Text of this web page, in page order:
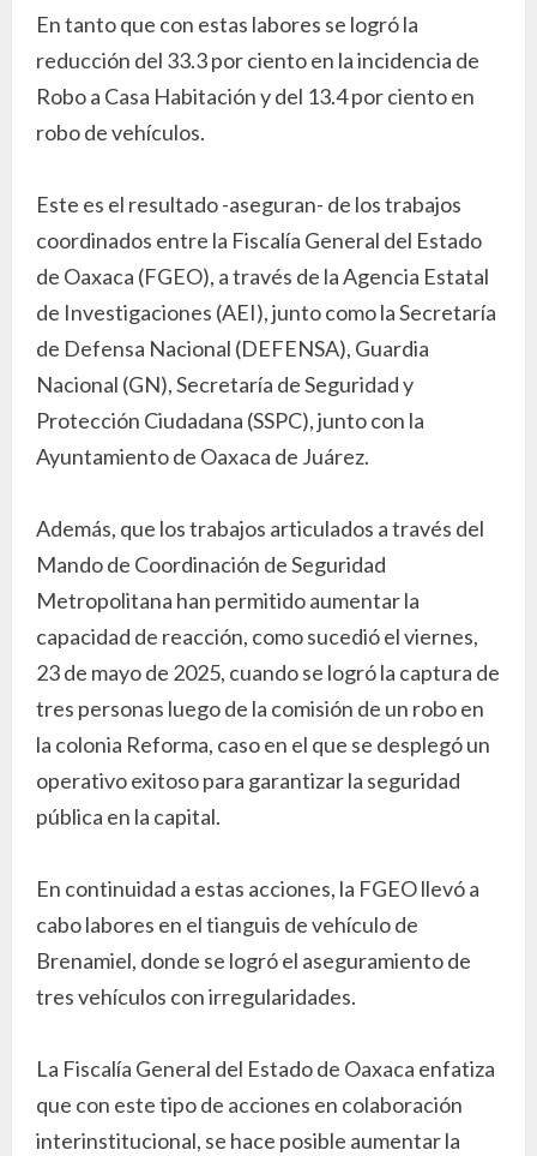
En tanto que con estas labores se logró la
reducción del 33.3 por ciento en la incidencia de
Robo a Casa Habitación y del 13.4 por ciento en
robo de vehículos.
Este es el resultado -aseguran- de los trabajos
coordinados entre la Fiscalía General del Estado
de Oaxaca (FGEO), a través de la Agencia Estatal
de Investigaciones (AEI), junto como la Secretaría
de Defensa Nacional (DEFENSA), Guardia
Nacional (GN), Secretaría de Seguridad y
Protección Ciudadana (SSPC), junto con la
Ayuntamiento de Oaxaca de Juárez.
Además, que los trabajos articulados a través del
Mando de Coordinación de Seguridad
Metropolitana han permitido aumentar la
capacidad de reacción, como sucedió el viernes,
23 de mayo de 2025, cuando se logró la captura de
tres personas luego de la comisión de un robo en
la colonia Reforma, caso en el que se desplegó un
operativo exitoso para garantizar la seguridad
pública en la capital.
En continuidad a estas acciones, la FGEO llevó a
cabo labores en el tianguis de vehículo de
Brenamiel, donde se logró el aseguramiento de
tres vehículos con irregularidades.
La Fiscalía General del Estado de Oaxaca enfatiza
que con este tipo de acciones en colaboración
interinstitucional, se hace posible aumentar la